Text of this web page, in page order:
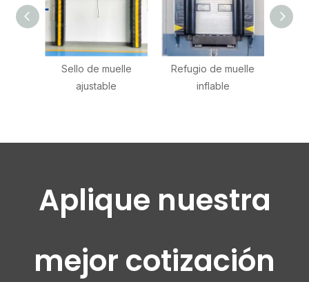
Sello de muelle
ajustable
Refugio de muelle
inflable
Aplique nuestra
mejor cotización